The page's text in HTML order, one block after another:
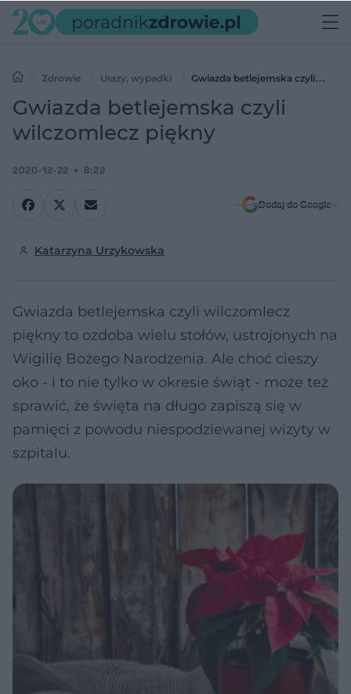
Zdrowie Urazy, wypadki
Gwiazda betlejemska czyli
wilczomlecz piękny
Gwiazda betlejemska czyli
wilczomlecz piękny
2020-12-22 8:22
Dodaj do Google
Katarzyna Urzykowska
Gwiazda betlejemska czyli wilczomlecz
piękny to ozdoba wielu stołów, ustrojonych na
Wigilię Bożego Narodzenia. Ale choć cieszy
oko - i to nie tylko w okresie świąt - może też
sprawić, że święta na długo zapiszą się w
pamięci z powodu niespodziewanej wizyty w
szpitalu.